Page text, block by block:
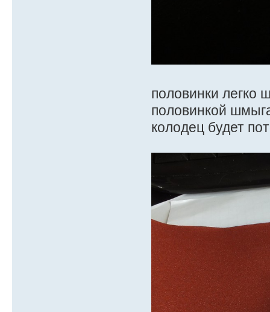
половинки легко
половинкой
колодец будет